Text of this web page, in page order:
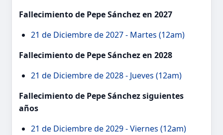
Fallecimiento de Pepe Sánchez en 2027
21 de Diciembre de 2027 - Martes (12am)
Fallecimiento de Pepe Sánchez en 2028
21 de Diciembre de 2028 - Jueves (12am)
Fallecimiento de Pepe Sánchez siguientes
años
21 de Diciembre de 2029 - Viernes (12am)